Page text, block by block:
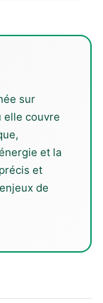
sur
couvre
et la
et
de